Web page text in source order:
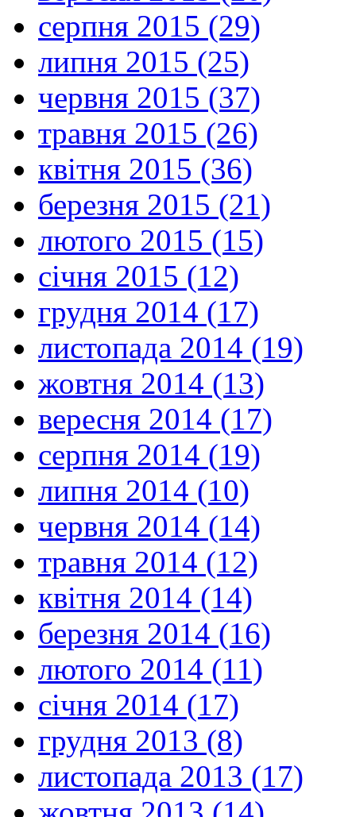
серпня 2015 (29)
липня 2015 (25)
червня 2015 (37)
травня 2015 (26)
квітня 2015 (36)
березня 2015 (21)
лютого 2015 (15)
січня 2015 (12)
грудня 2014 (17)
листопада 2014 (19)
жовтня 2014 (13)
вересня 2014 (17)
серпня 2014 (19)
липня 2014 (10)
червня 2014 (14)
травня 2014 (12)
квітня 2014 (14)
березня 2014 (16)
лютого 2014 (11)
січня 2014 (17)
грудня 2013 (8)
листопада 2013 (17)